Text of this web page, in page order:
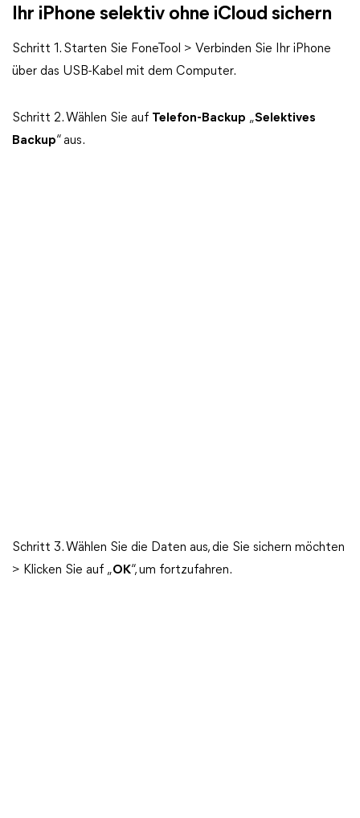
Ihr iPhone selektiv ohne iCloud sichern
Schritt 1. Starten Sie FoneTool > Verbinden Sie Ihr iPhone
über das USB-Kabel mit dem Computer.
Schritt 2. Wählen Sie auf Telefon-Backup „Selektives
Backup“ aus.
Schritt 3. Wählen Sie die Daten aus, die Sie sichern möchten
> Klicken Sie auf „OK“, um fortzufahren.